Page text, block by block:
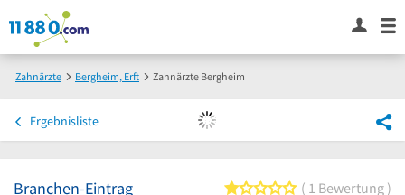
Zahnärzte Bergheim, Erft Zahnärzte Bergheim
Ergebnisliste
Branchen-Eintrag 1 von 5 Sternen
1 Bewertung